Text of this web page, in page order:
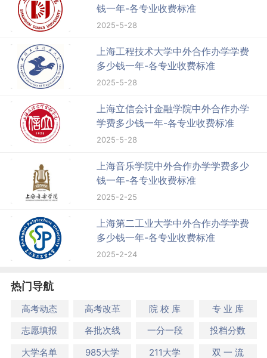
钱一年-各专业收费标准
2025-5-28
上海工程技术大学中外合作办学学费
多少钱一年-各专业收费标准
2025-5-28
上海立信会计金融学院中外合作办学
学费多少钱一年-各专业收费标准
2025-5-28
上海音乐学院中外合作办学学费多少
钱一年-各专业收费标准
2025-2-25
上海第二工业大学中外合作办学学费
多少钱一年-各专业收费标准
2025-2-24
热门导航
高考动态 高考改革 院 校 库
专 业 库
志愿填报
各批次线 一分一段
投档分数
大学名单
985大学 211大学 双 一 流